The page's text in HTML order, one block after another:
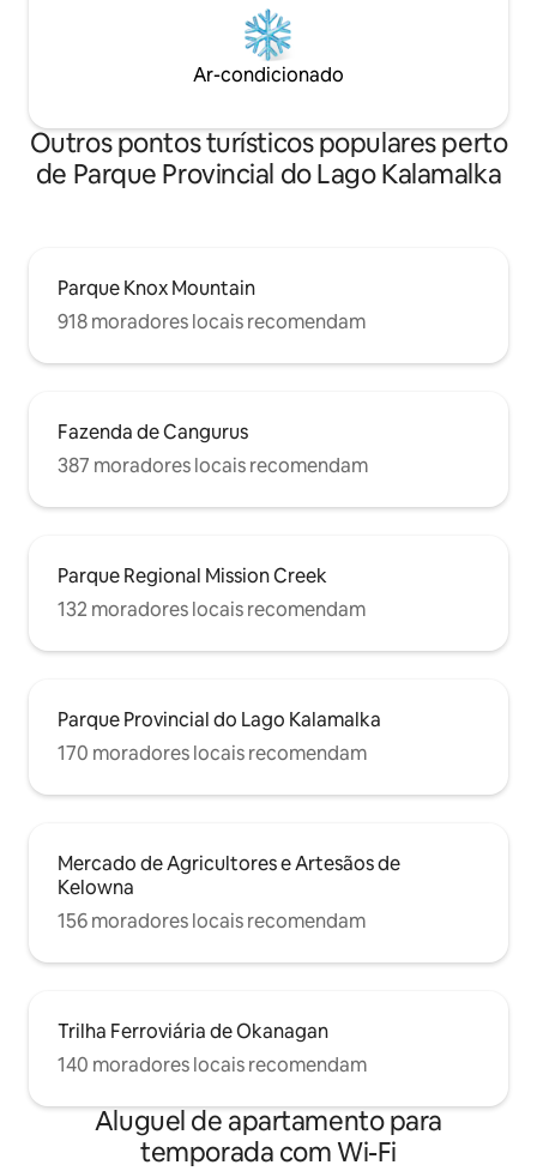
Ar-condicionado
Outros pontos turísticos populares perto
de Parque Provincial do Lago Kalamalka
Parque Knox Mountain
918 moradores locais recomendam
Fazenda de Cangurus
387 moradores locais recomendam
Parque Regional Mission Creek
132 moradores locais recomendam
Parque Provincial do Lago Kalamalka
170 moradores locais recomendam
Mercado de Agricultores e Artesãos de
Kelowna
156 moradores locais recomendam
Trilha Ferroviária de Okanagan
140 moradores locais recomendam
Aluguel de apartamento para
temporada com Wi-Fi